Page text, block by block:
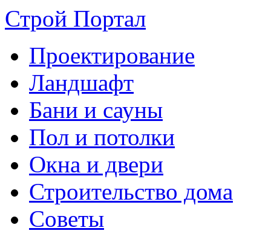
Строй Портал
Проектирование
Ландшафт
Бани и сауны
Пол и потолки
Окна и двери
Строительство дома
Советы